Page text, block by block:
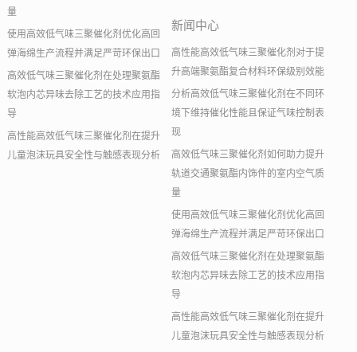
量
使用高效低气味三聚催化剂优化高回
弹海绵生产流程并满足严苛环保出口
高效低气味三聚催化剂在处理聚氨酯
软泡内芯异味去除工艺的技术应用指
导
高性能高效低气味三聚催化剂在提升
儿童泡沫玩具安全性与触感表现分析
新闻中心
高性能高效低气味三聚催化剂对于提
升高端聚氨酯复合材料环保级别效能
分析高效低气味三聚催化剂在不同环
境下维持催化性能且保证气味控制表
现
高效低气味三聚催化剂如何助力提升
轨道交通聚氨酯内饰件的室内空气质
量
使用高效低气味三聚催化剂优化高回
弹海绵生产流程并满足严苛环保出口
高效低气味三聚催化剂在处理聚氨酯
软泡内芯异味去除工艺的技术应用指
导
高性能高效低气味三聚催化剂在提升
儿童泡沫玩具安全性与触感表现分析